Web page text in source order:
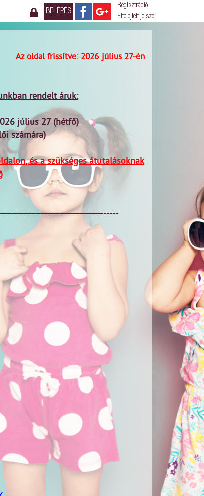
Regisztráció
Elfelejtett jelszó
Az oldal frissítve: 2026 július 27-én
rendelt áruk:
július 27 (hétfő)
számára)
és a szükséges átutalásoknak
)